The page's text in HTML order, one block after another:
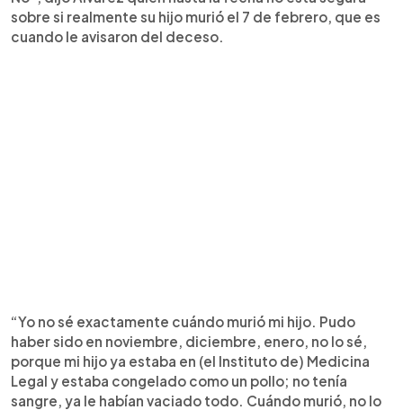
sobre si realmente su hijo murió el 7 de febrero, que es
cuando le avisaron del deceso.
“Yo no sé exactamente cuándo murió mi hijo. Pudo
haber sido en noviembre, diciembre, enero, no lo sé,
porque mi hijo ya estaba en (el Instituto de) Medicina
Legal y estaba congelado como un pollo; no tenía
sangre, ya le habían vaciado todo. Cuándo murió, no lo